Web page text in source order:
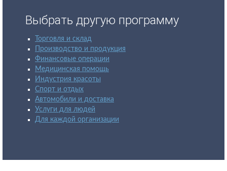
Выбрать другую программу
Торговля и склад
Производство и продукция
Финансовые операции
Медицинская помощь
Индустрия красоты
Спорт и отдых
Автомобили и доставка
Услуги для людей
Для каждой организации